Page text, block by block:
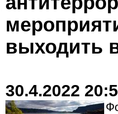
выходить
30.4.2022